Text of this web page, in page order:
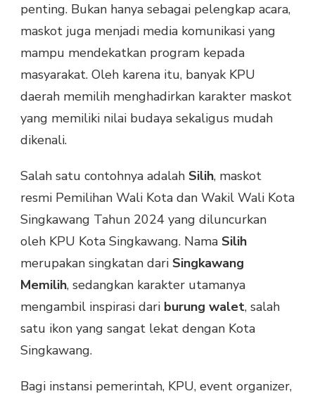
penting. Bukan hanya sebagai pelengkap acara,
maskot juga menjadi media komunikasi yang
mampu mendekatkan program kepada
masyarakat. Oleh karena itu, banyak KPU
daerah memilih menghadirkan karakter maskot
yang memiliki nilai budaya sekaligus mudah
dikenali.
Salah satu contohnya adalah Silih, maskot
resmi Pemilihan Wali Kota dan Wakil Wali Kota
Singkawang Tahun 2024 yang diluncurkan
oleh KPU Kota Singkawang. Nama Silih
merupakan singkatan dari Singkawang
Memilih, sedangkan karakter utamanya
mengambil inspirasi dari burung walet, salah
satu ikon yang sangat lekat dengan Kota
Singkawang.
Bagi instansi pemerintah, KPU, event organizer,